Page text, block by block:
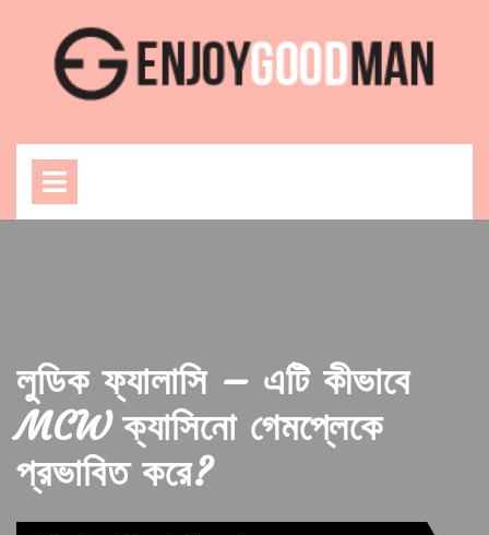
content
লুডিক ফ্যালাসি – এটি কীভাবে
MCW ক্যাসিনো গেমপ্লেকে
প্রভাবিত করে?